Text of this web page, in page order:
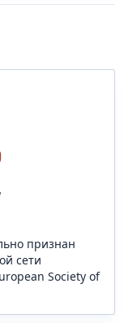
признан
сети
Society of